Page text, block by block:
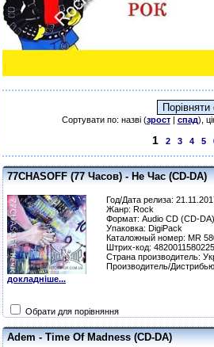
Сортувати по: назві (зрост| спад),
1 2 3 4 5
77CHASOFF (77 Часов) - Не Час (CD-DA)
докладніше...
Год/Дата релиза:
Жанр: Rock
Формат: Audio CD (CD-DA)
Упаковка: DigiPack
Каталожный номер: MR
Штрих-код: 4820011580225
Страна производитель:
Производитель/
Обрати для порівняння
Adem - Time Of Madness (CD-DA)